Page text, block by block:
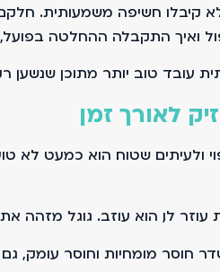
לא קיבלו חשיפה משמעותית.
ואיך התקבלה ההחלטה בפועל,
עובד טוב יותר מתוכן שנשען
לאורך זמן
ולעיתים שטוח. הוא כמעט
לו, הוא עוזב. גוגל מזהה את
מומחיות וחוסר עומק, גם